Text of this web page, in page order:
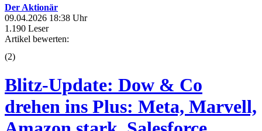
Der Aktionär
09.04.2026 18:38 Uhr
1.190 Leser
Artikel bewerten:
(2)
Blitz-Update: Dow & Co
drehen ins Plus: Meta, Marvell,